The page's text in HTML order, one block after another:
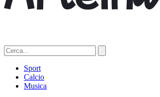
Sport
Calcio
Musica